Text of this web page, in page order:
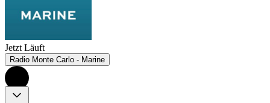
Jetzt Läuft
Radio Monte Carlo - Marine